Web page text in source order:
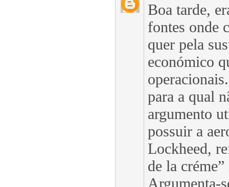
Boa tarde,
fontes onde
quer pela
económico
para a qual
argumento
possuir a
Lockheed,
de la
Argumenta-